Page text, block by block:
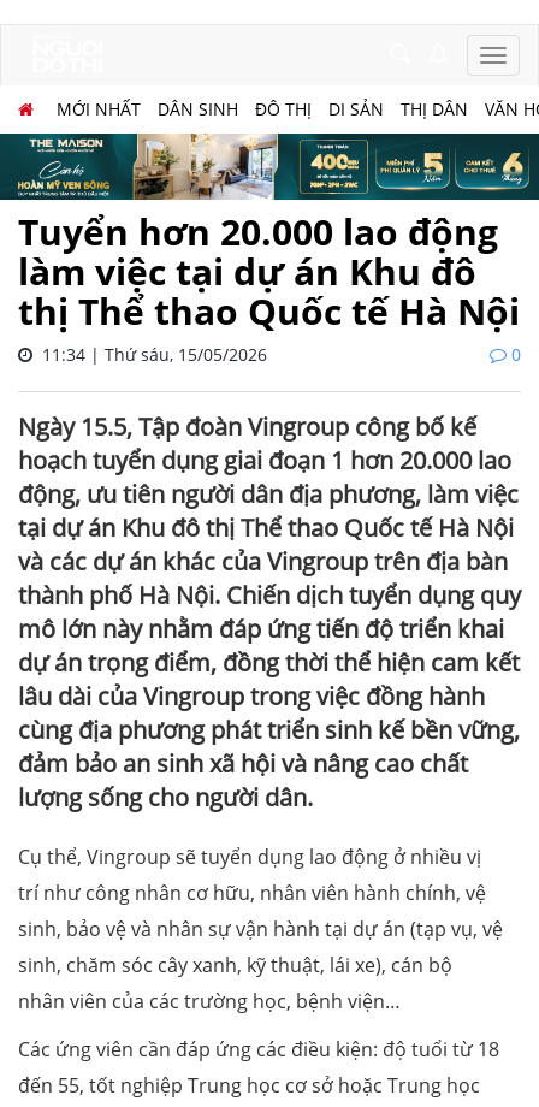
MỚI NHẤT DÂN SINH ĐÔ THỊ DI SẢN THỊ DÂN VĂN
Tuyển hơn 20.000 lao động
làm việc tại dự án Khu đô
thị Thể thao Quốc tế Hà Nội
11:34 | Thứ sáu, 15/05/2026 0
Ngày 15.5, Tập đoàn Vingroup công bố kế
hoạch tuyển dụng giai đoạn 1 hơn 20.000 lao
động, ưu tiên người dân địa phương, làm việc
tại dự án Khu đô thị Thể thao Quốc tế Hà Nội
và các dự án khác của Vingroup trên địa bàn
thành phố Hà Nội. Chiến dịch tuyển dụng quy
mô lớn này nhằm đáp ứng tiến độ triển khai
dự án trọng điểm, đồng thời thể hiện cam kết
lâu dài của Vingroup trong việc đồng hành
cùng địa phương phát triển sinh kế bền vững,
đảm bảo an sinh xã hội và nâng cao chất
lượng sống cho người dân.
Cụ thể, Vingroup sẽ tuyển dụng lao động ở nhiều vị
trí như công nhân cơ hữu, nhân viên hành chính, vệ
sinh, bảo vệ và nhân sự vận hành tại dự án (tạp vụ, vệ
sinh, chăm sóc cây xanh, kỹ thuật, lái xe), cán bộ
nhân viên của các trường học, bệnh viện…
Các ứng viên cần đáp ứng các điều kiện: độ tuổi từ 18
đến 55, tốt nghiệp Trung học cơ sở hoặc Trung học